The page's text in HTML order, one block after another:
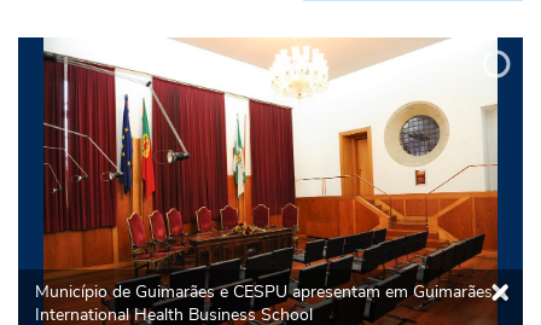
Município de Guimarães e CESPU apresentam em Guimarães a
International Health Business School